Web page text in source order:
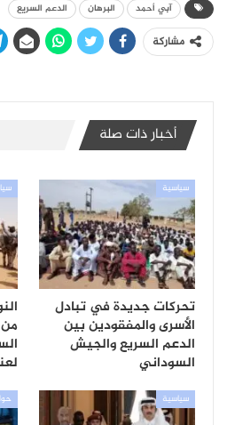
آبي أحمد البرهان الدعم السريع
مشاركة
أخبار ذات صلة
سياسية
تحركات جديدة في تبادل
الأسرى والمفقودين بين
الدعم السريع والجيش
السوداني
سياسية